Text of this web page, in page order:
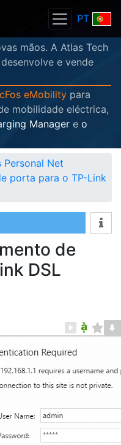
PT
mãos. A Atlas Tech
e vende
eMobility para
mobilidade eléctrica,
Manager e o
Personal Net
porta para o TP-Link
de
DSL